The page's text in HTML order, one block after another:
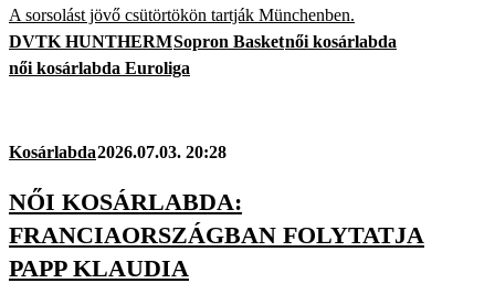
A sorsolást jövő csütörtökön tartják Münchenben.
DVTK HUNTHERMSopron Basketnői kosárlabda
női kosárlabda Euroliga
Kosárlabda2026.07.03. 20:28
NŐI KOSÁRLABDA:
FRANCIAORSZÁGBAN FOLYTATJA
PAPP KLAUDIA